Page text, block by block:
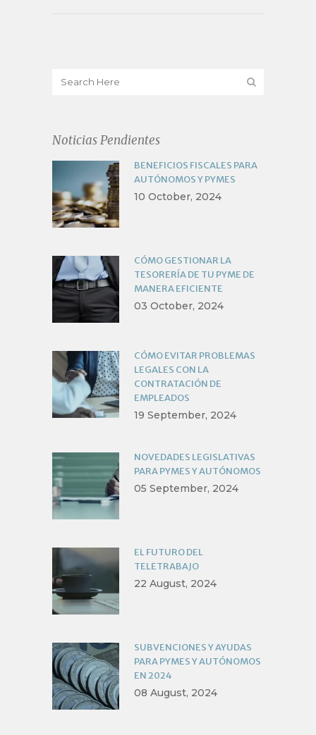
Noticias Pendientes
BENEFICIOS FISCALES PARA
AUTÓNOMOS Y PYMES
10 October, 2024
CÓMO GESTIONAR LA
TESORERÍA DE TU PYME DE
MANERA EFICIENTE
03 October, 2024
CÓMO EVITAR PROBLEMAS
LEGALES CON LA
CONTRATACIÓN DE
EMPLEADOS
19 September, 2024
NOVEDADES LEGISLATIVAS
PARA PYMES Y AUTÓNOMOS
05 September, 2024
EL FUTURO DEL
TELETRABAJO
22 August, 2024
SUBVENCIONES Y AYUDAS
PARA PYMES Y AUTÓNOMOS
EN 2024
08 August, 2024